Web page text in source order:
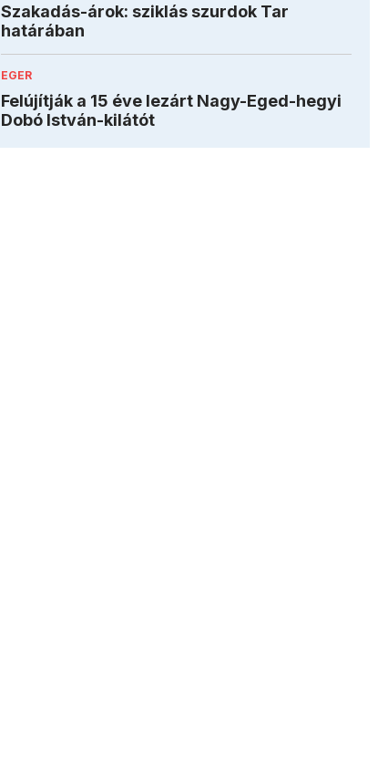
Szakadás-árok: sziklás szurdok Tar
határában
EGER
Felújítják a 15 éve lezárt Nagy-Eged-hegyi
Dobó István-kilátót